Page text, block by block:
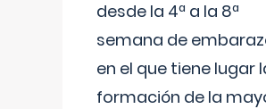
desde la 4ª a la 8ª
semana de
en el que tiene lugar
formación de la